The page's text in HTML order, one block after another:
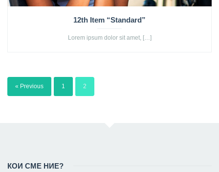
12th Item “Standard”
Lorem ipsum dolor sit amet, […]
« Previous 1 2
КОИ СМЕ НИЕ?